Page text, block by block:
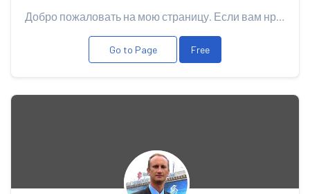
Go to Page Free